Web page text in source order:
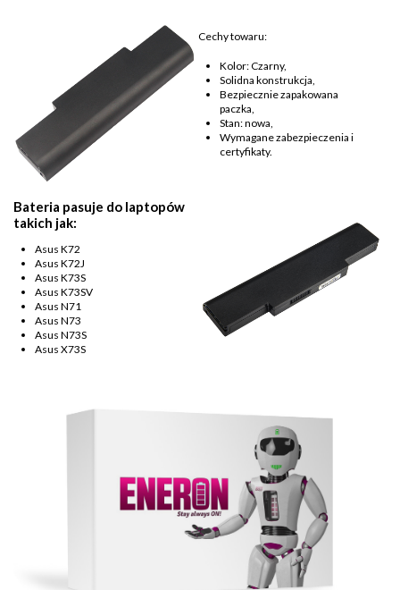
Cechy towaru:
Kolor: Czarny,
Solidna konstrukcja,
Bezpiecznie zapakowana
paczka,
Stan: nowa,
Wymagane zabezpieczenia i
certyfikaty.
Bateria pasuje do laptopów
takich jak:
Asus K72
Asus K72J
Asus K73S
Asus K73SV
Asus N71
Asus N73
Asus N73S
Asus X73S